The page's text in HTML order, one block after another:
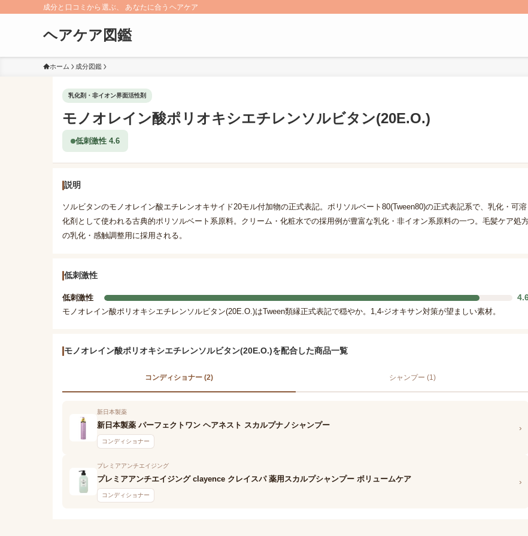
成分と口コミから選ぶ、 あなたに合うヘアケア
ヘアケア図鑑
ホーム 成分図鑑
乳化剤・非イオン界面活性剤
モノオレイン酸ポリオキシエチレンソルビタン(20E.O.)
低刺激性 4.6
説明
ソルビタンのモノオレイン酸エチレンオキサイド20モル付加物の正式表記。ポリソルベート80(Tween80)の正式表記系で、乳化・可溶
化剤として使われる古典的ポリソルベート系原料。クリーム・化粧水での採用例が豊富な乳化・非イオン系原料の一つ。毛髪ケア処
の乳化・感触調整用に採用される。
低刺激性
低刺激性
モノオレイン酸ポリオキシエチレンソルビタン(20E.O.)はTween類縁正式表記で穏やか。1,4-ジオキサン対策が望ましい素材。
モノオレイン酸ポリオキシエチレンソルビタン(20E.O.)を配合した商品一覧
コンディショナー (2) シャンプー (1)
新日本製薬
新日本製薬 パーフェクトワン ヘアネスト スカルプナノシャンプー
コンディショナー
›
プレミアアンチエイジング
プレミアアンチエイジング clayence クレイスパ 薬用スカルプシャンプー ボリュームケア
コンディショナー
›